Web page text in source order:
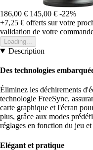
186,00 € 145,00 € -22%
+7,25 € offerts sur votre
validation de votre
Loading...
Description
Des technologies
Éliminez les déchirements
technologie FreeSync,
carte graphique et l'écran
plus, grâce aux modes
réglages en fonction du jeu
Elégant et pratique